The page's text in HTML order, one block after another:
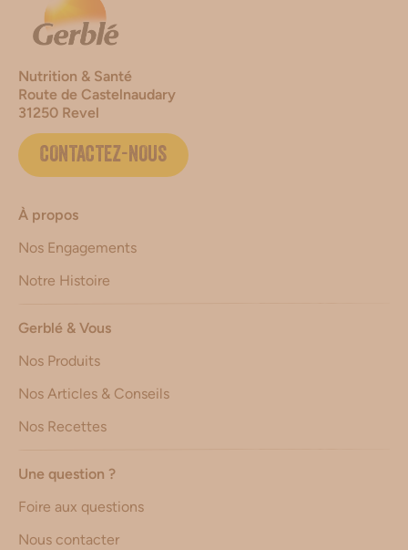
Nutrition & Santé
Route de Castelnaudary
31250 Revel
CONTACTEZ-NOUS
À propos
Nos Engagements
Notre Histoire
Gerblé & Vous
Nos Produits
Nos Articles & Conseils
Nos Recettes
Une question ?
Foire aux questions
Nous contacter